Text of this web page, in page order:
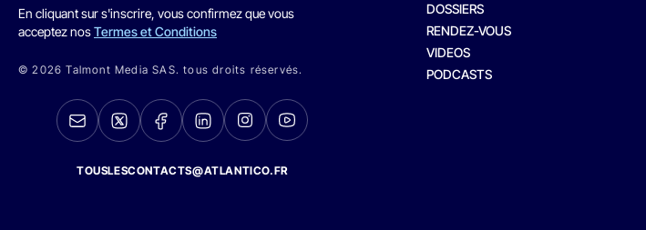
En cliquant sur s'inscrire, vous confirmez que vous
acceptez nosTermes et Conditions
© 2026 Talmont Media SAS. tous droits réservés.
TOUSLESCONTACTS@ATLANTICO.FR
DOSSIERS
RENDEZ-VOUS
VIDEOS
PODCASTS